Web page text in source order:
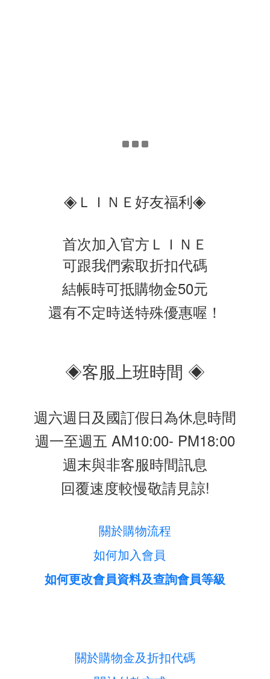
◈ ＬＩＮＥ好友福利◈
首次加入官方ＬＩＮＥ
可跟我們索取折扣代碼
結帳時可抵購物金50元
還有不定時送特殊優惠喔！
◈客服上班時間 ◈
週六週日及國訂假日為休息時間
週一至週五 AM10:00- PM18:00
週末與非客服時間訊息
回覆速度較慢敬請見諒!
關於購物流程
如何加入會員
如何更改會員資料及查詢會員等級
關於購物金及折扣代碼